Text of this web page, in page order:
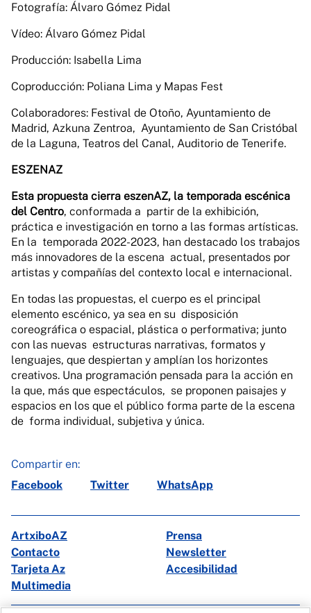
Fotografía: Álvaro Gómez Pidal
Vídeo: Álvaro Gómez Pidal
Producción: Isabella Lima
Coproducción: Poliana Lima y Mapas Fest
Colaboradores: Festival de Otoño, Ayuntamiento de
Madrid, Azkuna Zentroa, Ayuntamiento de San Cristóbal
de la Laguna, Teatros del Canal, Auditorio de Tenerife.
ESZENAZ
Esta propuesta cierra eszenAZ, la temporada escénica
del Centro, conformada a partir de la exhibición,
práctica e investigación en torno a las formas artísticas.
En la temporada 2022-2023, han destacado los trabajos
más innovadores de la escena actual, presentados por
artistas y compañías del contexto local e internacional.
En todas las propuestas, el cuerpo es el principal
elemento escénico, ya sea en su disposición
coreográfica o espacial, plástica o performativa; junto
con las nuevas estructuras narrativas, formatos y
lenguajes, que despiertan y amplían los horizontes
creativos. Una programación pensada para la acción en
la que, más que espectáculos, se proponen paisajes y
espacios en los que el público forma parte de la escena
de forma individual, subjetiva y única.
Compartir en:
Facebook
Twitter WhatsApp
ArtxiboAZ
Prensa
Contacto
Newsletter
Tarjeta Az
Accesibilidad
Multimedia